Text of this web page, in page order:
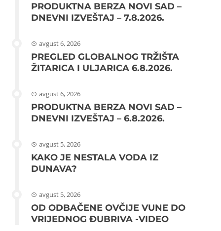
PRODUKTNA BERZA NOVI SAD –
DNEVNI IZVEŠTAJ – 7.8.2026.
avgust 6, 2026
PREGLED GLOBALNOG TRŽIŠTA
ŽITARICA I ULJARICA 6.8.2026.
avgust 6, 2026
PRODUKTNA BERZA NOVI SAD –
DNEVNI IZVEŠTAJ – 6.8.2026.
avgust 5, 2026
KAKO JE NESTALA VODA IZ
DUNAVA?
avgust 5, 2026
OD ODBAČENE OVČIJE VUNE DO
VRIJEDNOG ĐUBRIVA -VIDEO